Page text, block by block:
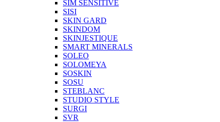
SIM SENSITIVE
SISI
SKIN GARD
SKINDOM
SKINJESTIQUE
SMART MINERALS
SOLEO
SOLOMEYA
SOSKIN
SOSU
STEBLANC
STUDIO STYLE
SURGI
SVR